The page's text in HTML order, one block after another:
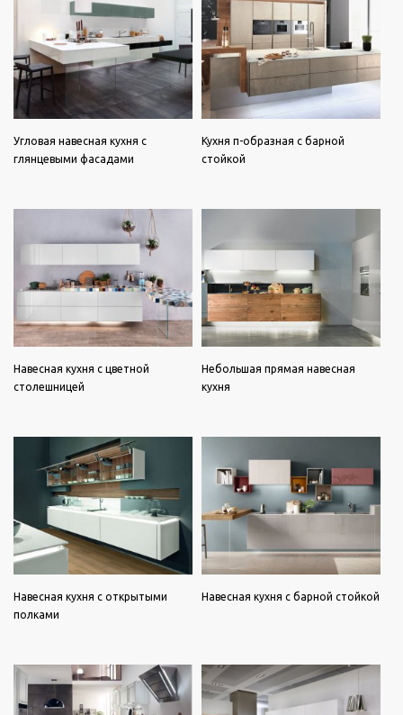
Угловая навесная кухня с
глянцевыми фасадами
Кухня п-образная с барной
стойкой
Навесная кухня с цветной
столешницей
Небольшая прямая навесная
кухня
Навесная кухня с открытыми
полками
Навесная кухня с барной стойкой